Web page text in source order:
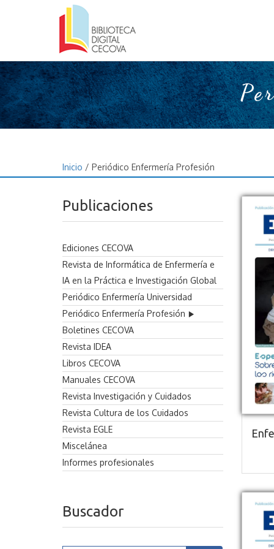
Inicio / Periódico Enfermería Profesión
Publicaciones
Ediciones CECOVA
Revista de Informática de Enfermería e
IA en la Práctica e Investigación Global
Periódico Enfermería Universidad
Periódico Enfermería Profesión
Boletines CECOVA
Revista IDEA
Libros CECOVA
Manuales CECOVA
Revista Investigación y Cuidados
Revista Cultura de los Cuidados
Revista EGLE
Miscelánea
Informes profesionales
Buscador